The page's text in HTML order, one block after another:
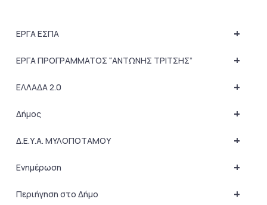
+
ΕΡΓΑ ΕΣΠΑ
+
ΕΡΓΑ ΠΡΟΓΡΑΜΜΑΤΟΣ “ΑΝΤΩΝΗΣ ΤΡΙΤΣΗΣ”
+
ΕΛΛΑΔΑ 2.0
+
Δήμος
+
Δ.Ε.Υ.Α. ΜΥΛΟΠΟΤΑΜΟΥ
+
Ενημέρωση
+
Περιήγηση στο Δήμο